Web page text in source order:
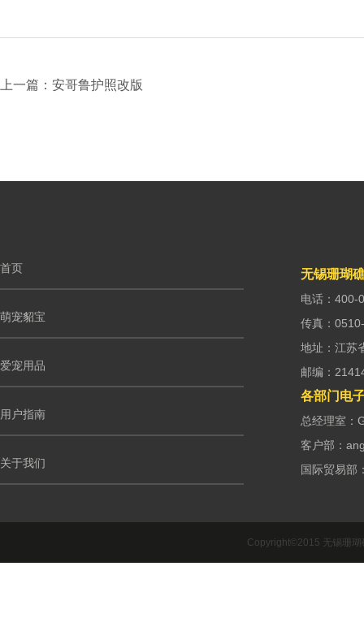
上一篇：安哥鲁护照改版
首页
萌宠貂宝
爱宠用品
用户指南
关于我们
无锡珊瑚
电话：400-
传真：
地址：江苏
邮编：
各部门电
总经理室：
客户部：
国际贸易部
Copyright©2015 无锡珊